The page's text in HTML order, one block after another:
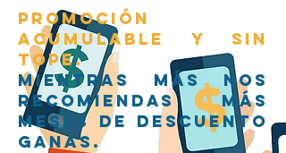
Promoción
acumulable y sin
tope.
Mientras más nos
recomiendas más
meses de descuento
ganas.